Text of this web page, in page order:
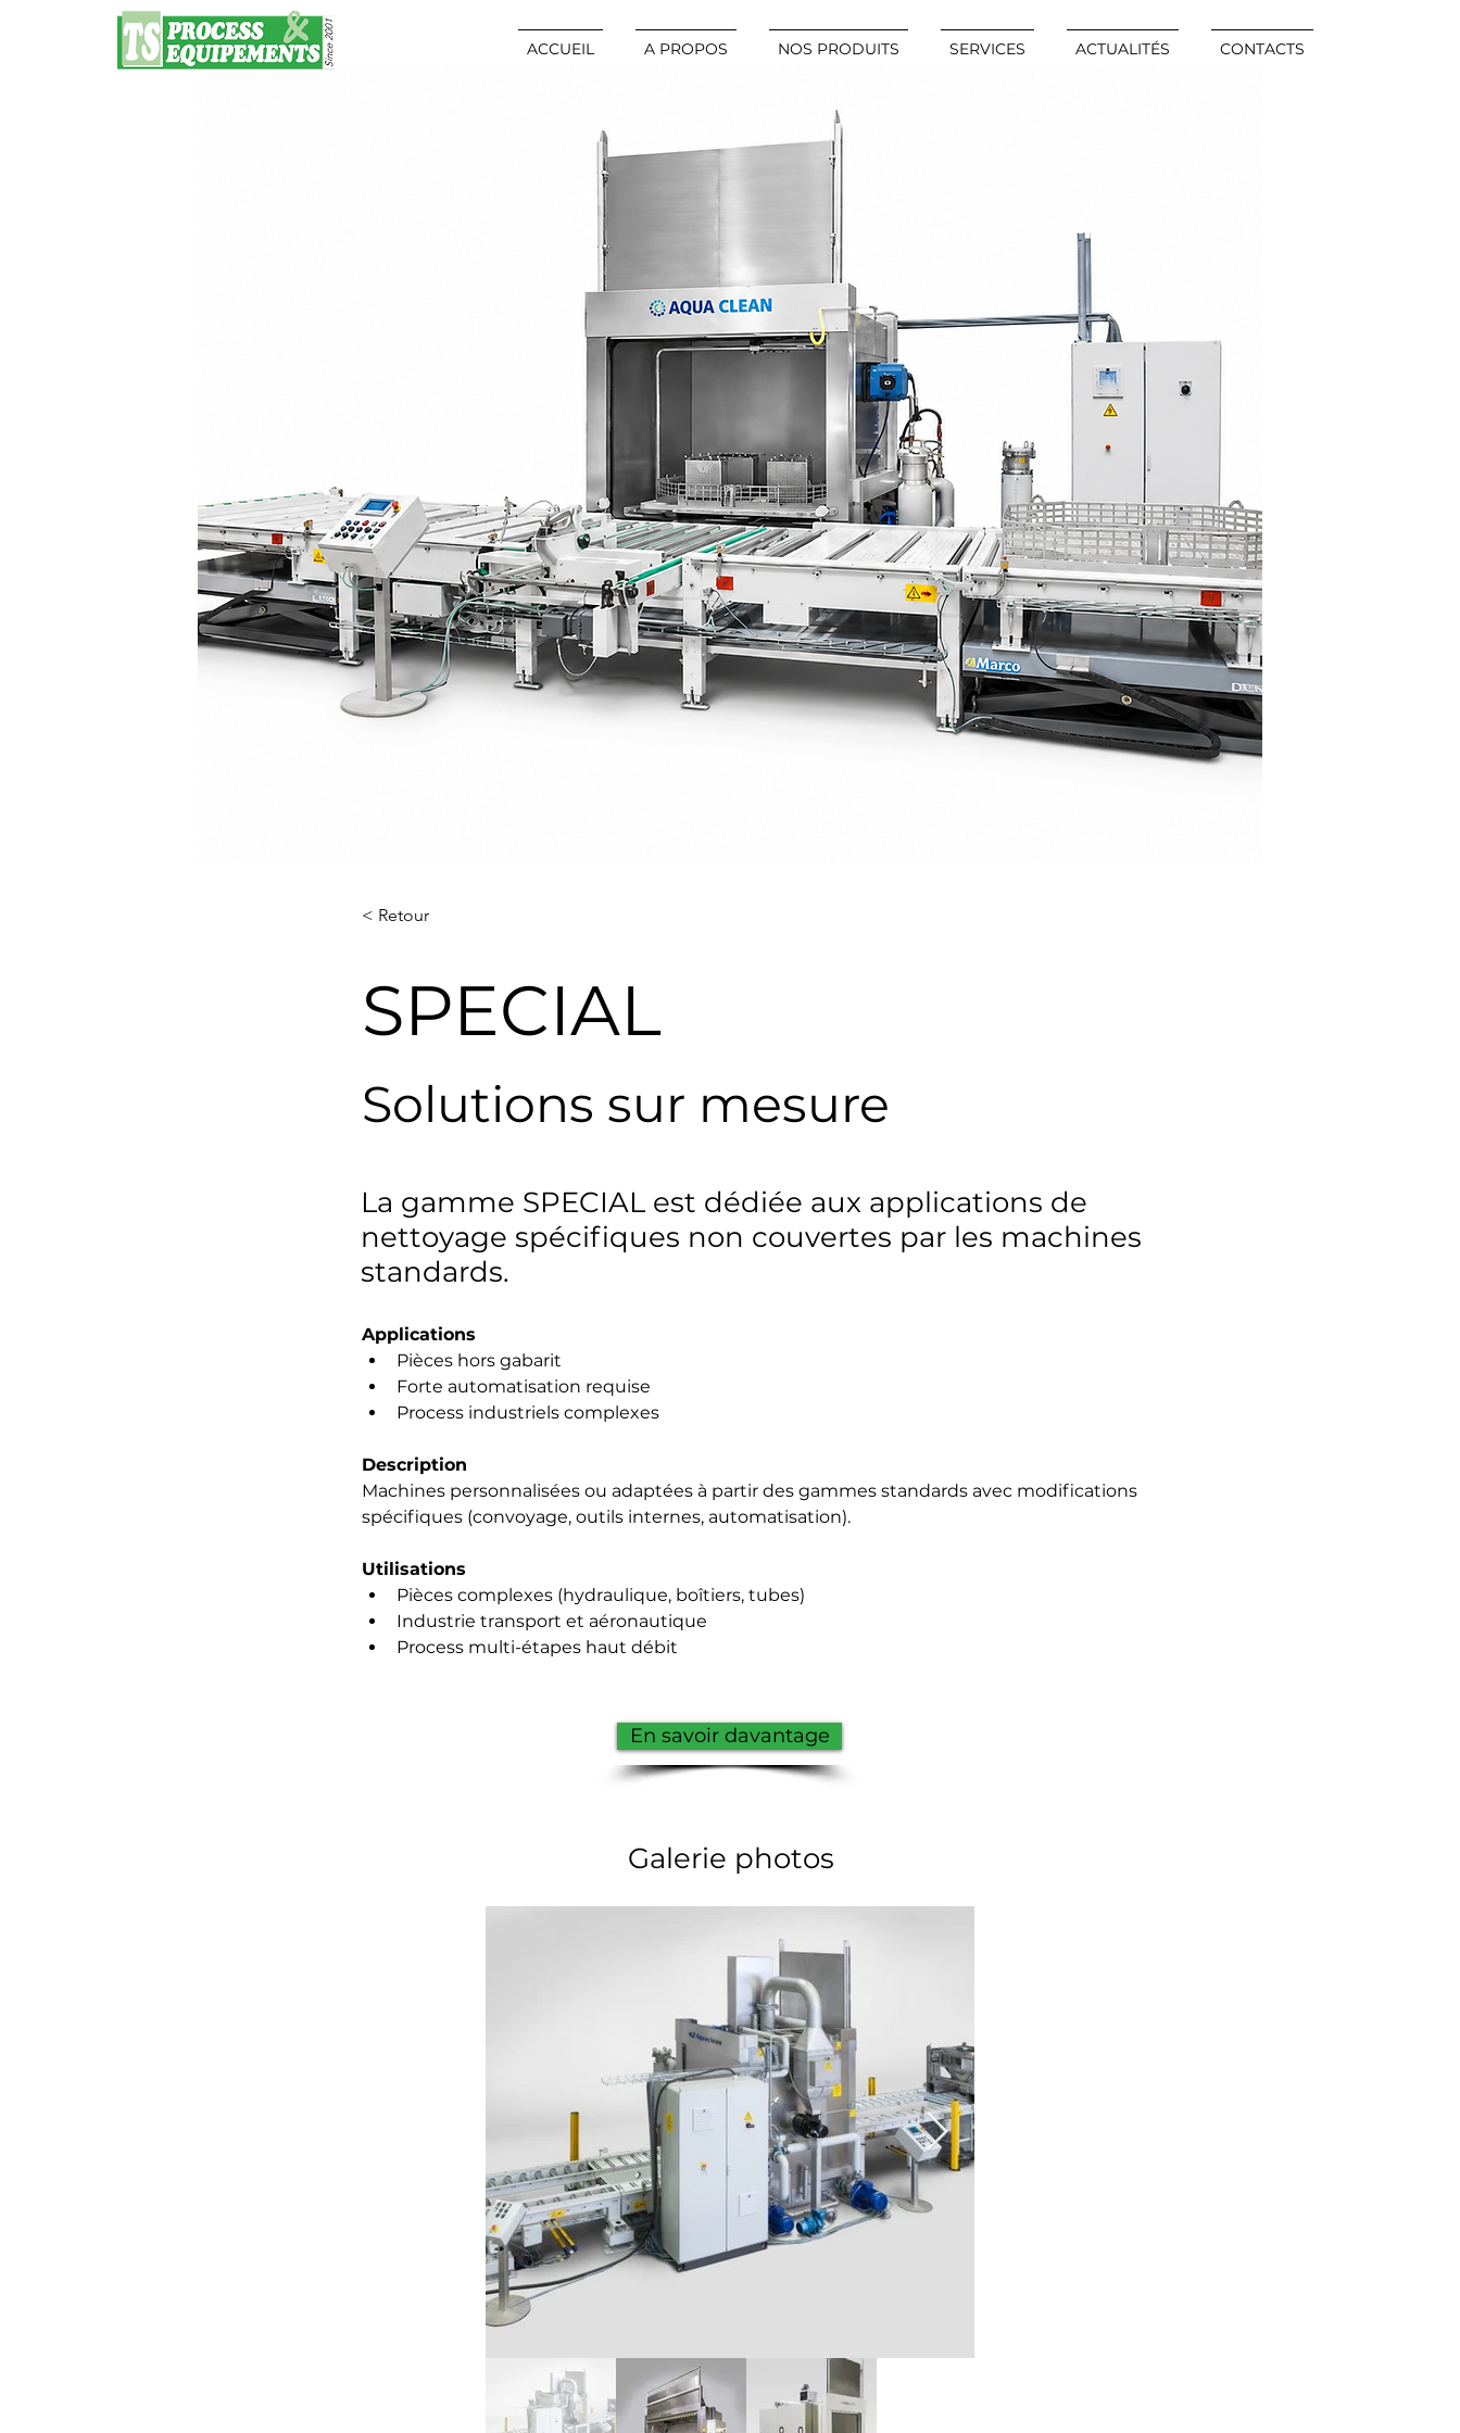
ACCUEIL A PROPOS NOS PRODUITS SERVICES ACTUALITÉS CONTACTS
< Retour
SPECIAL
Solutions sur mesure
La gamme SPECIAL est dédiée aux applications de
nettoyage spécifiques non couvertes par les machines
standards.
Applications
Pièces hors gabarit
Forte automatisation requise
Process industriels complexes
Description
Machines personnalisées ou adaptées à partir des gammes standards avec modifications
spécifiques (convoyage, outils internes, automatisation).
Utilisations
Pièces complexes (hydraulique, boîtiers, tubes)
Industrie transport et aéronautique
Process multi-étapes haut débit
En savoir davantage
Galerie photos